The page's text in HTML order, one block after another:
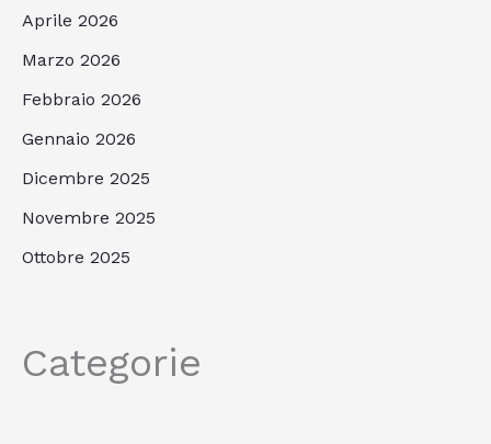
Aprile 2026
Marzo 2026
Febbraio 2026
Gennaio 2026
Dicembre 2025
Novembre 2025
Ottobre 2025
Categorie